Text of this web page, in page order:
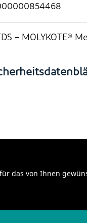
– MOLYKOTE®
das von Ihnen